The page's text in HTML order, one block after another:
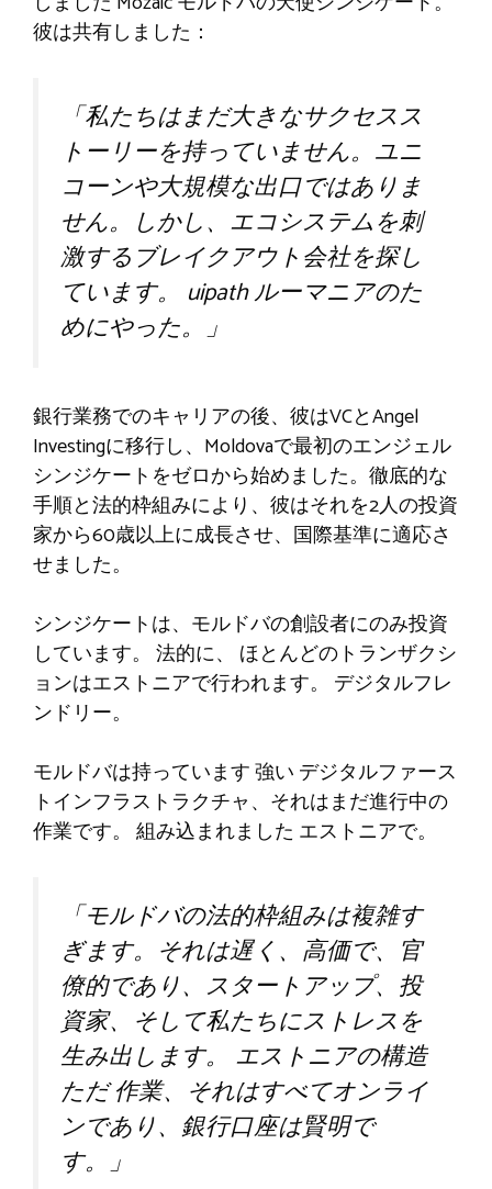
彼は共有しました：
「私たちはまだ大きなサクセスス
トーリーを持っていません。ユニ
コーンや大規模な出口ではありま
せん。しかし、エコシステムを刺
激するブレイクアウト会社を探し
ています。 uipathルーマニアのた
めにやった。」
銀行業務でのキャリアの後、彼はVCとAngel
Investingに移行し、Moldovaで最初のエンジェル
シンジケートをゼロから始めました。徹底的な
手順と法的枠組みにより、彼はそれを2人の投資
家から60歳以上に成長させ、国際基準に適応さ
せました。
シンジケートは、モルドバの創設者にのみ投資
しています。 法的に、 ほとんどのトランザクシ
ョンはエストニアで行われます。 デジタルフレ
ンドリー。
モルドバは持っています強い デジタルファース
トインフラストラクチャ、それはまだ進行中の
作業です。 組み込まれました エストニアで。
「モルドバの法的枠組みは複雑す
ぎます。それは遅く、高価で、官
僚的であり、スタートアップ、投
資家、そして私たちにストレスを
生み出します。 エストニアの構造
ただ作業、それはすべてオンライ
ンであり、銀行口座は賢明で
す。」